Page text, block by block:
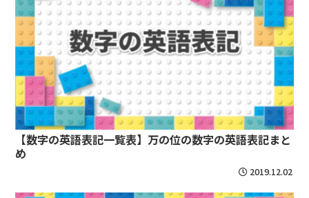
【数字の英語表記一覧表】万の位の数字の英語表記まと
め
2019.12.02